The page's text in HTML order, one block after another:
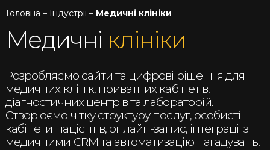
Головна – Індустрії– Медичні клініки
Медичні клініки
Розробляємо сайти та цифрові рішення для
медичних клінік, приватних кабінетів,
діагностичних центрів та лабораторій.
Створюємо чітку структуру послуг, особисті
кабінети пацієнтів, онлайн-запис, інтеграції з
медичними CRM та автоматизацію нагадувань.